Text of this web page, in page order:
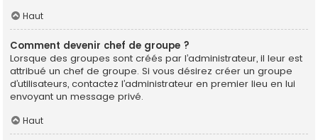
Haut
Comment devenir chef de groupe ?
Lorsque des groupes sont créés par l’administrateur, il leur est
attribué un chef de groupe. Si vous désirez créer un groupe
d’utilisateurs, contactez l’administrateur en premier lieu en lui
envoyant un message privé.
Haut